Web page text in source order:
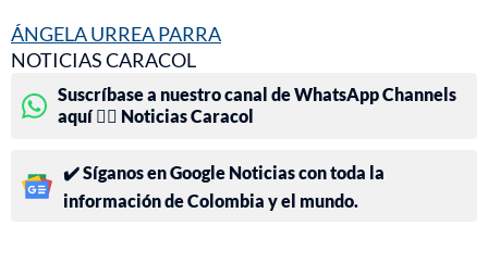
ÁNGELA URREA PARRA
NOTICIAS CARACOL
Suscríbase a nuestro canal de WhatsApp Channels
aquí 👉🏻 Noticias Caracol
✔️ Síganos en Google Noticias con toda la
información de Colombia y el mundo.